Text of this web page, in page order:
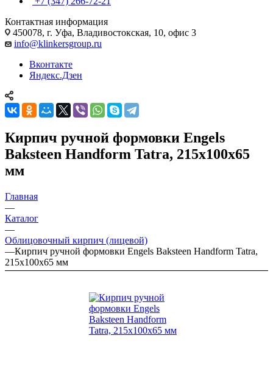
Контактная информация
450078, г. Уфа, Владивостокская, 10, офис 3
info@klinkersgroup.ru
Вконтакте
Яндекс.Дзен
Кирпич ручной формовки Engels
Baksteen Handform Tatra, 215х100х65
мм
Главная
—
Каталог
—
Облицовочный кирпич (лицевой)
—Кирпич ручной формовки Engels Baksteen Handform Tatra,
215х100х65 мм